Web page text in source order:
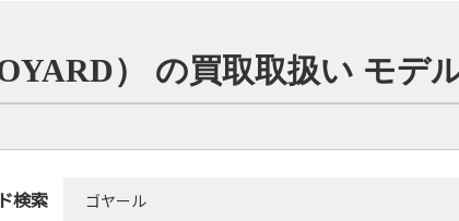
） の買取取扱い モデ
検索